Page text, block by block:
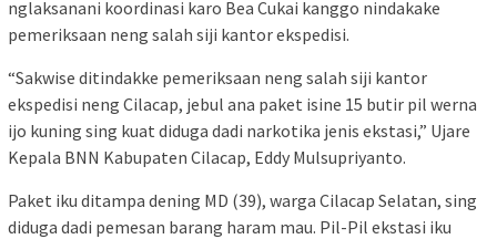
nglaksanani koordinasi karo Bea Cukai kanggo nindakake
pemeriksaan neng salah siji kantor ekspedisi.
“Sakwise ditindakke pemeriksaan neng salah siji kantor
ekspedisi neng Cilacap, jebul ana paket isine 15 butir pil werna
ijo kuning sing kuat diduga dadi narkotika jenis ekstasi,” Ujare
Kepala BNN Kabupaten Cilacap, Eddy Mulsupriyanto.
Paket iku ditampa dening MD (39), warga Cilacap Selatan, sing
diduga dadi pemesan barang haram mau. Pil-Pil ekstasi iku